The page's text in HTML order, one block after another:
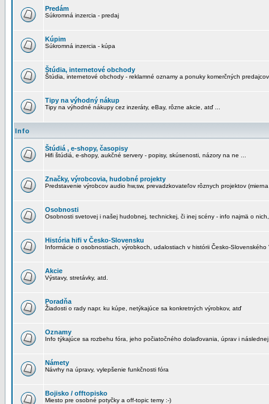
Predám
Súkromná inzercia - predaj
Kúpim
Súkromná inzercia - kúpa
Štúdia, internetové obchody
Štúdia, internetové obchody - reklamné oznamy a ponuky komerčných predajcov
Tipy na výhodný nákup
Tipy na výhodné nákupy cez inzeráty, eBay, rôzne akcie, atď ...
Info
Štúdiá , e-shopy, časopisy
Hifi štúdiá, e-shopy, aukčné servery - popisy, skúsenosti, názory na ne ...
Značky, výrobcovia, hudobné projekty
Predstavenie výrobcov audio hw,sw, prevadzkovateľov rôznych projektov
Osobnosti
Osobnosti svetovej i našej hudobnej, technickej, či inej scény - info najmä o
História hifi v Česko-Slovensku
Informácie o osobnostiach, výrobkoch, udalostiach v histórii Česko-Slovenského
Akcie
Výstavy, stretávky, atd.
Poradňa
Žiadosti o rady napr. ku kúpe, netýkajúce sa konkretných výrobkov, atď
Oznamy
Info týkajúce sa rozbehu fóra, jeho počiatočného dolaďovania, úprav i
Námety
Návrhy na úpravy, vylepšenie funkčnosti fóra
Bojisko / offtopisko
Miesto pre osobné potyčky a off-topic temy :-)